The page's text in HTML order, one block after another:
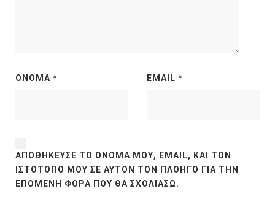
ΌΝΟΜΑ * EMAIL *
ΑΠΟΘΉΚΕΥΣΕ ΤΟ ΌΝΟΜΆ ΜΟΥ, EMAIL, ΚΑΙ ΤΟΝ
ΙΣΤΌΤΟΠΟ ΜΟΥ ΣΕ ΑΥΤΌΝ ΤΟΝ ΠΛΟΗΓΌ ΓΙΑ ΤΗΝ
ΕΠΌΜΕΝΗ ΦΟΡΆ ΠΟΥ ΘΑ ΣΧΟΛΙΆΣΩ.